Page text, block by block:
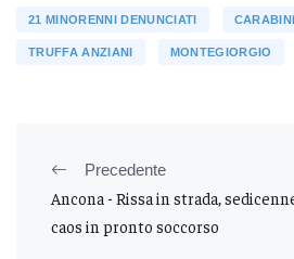
21 MINORENNI DENUNCIATI
TRUFFA ANZIANI MONTEGIORGIO
Precedente
Ancona - Rissa in strada,
caos in pronto soccorso